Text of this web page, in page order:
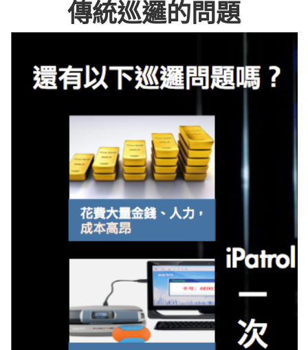
傳統巡邏的問題